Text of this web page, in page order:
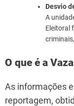
Desvio
A
Eleitoral
O que é a
As informações
reportagem,